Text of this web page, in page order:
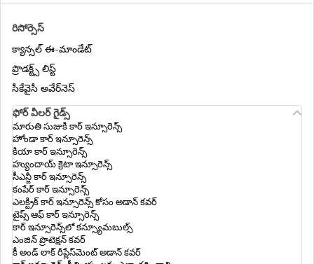
భారతదేశం వెలుపల చౌక హనీమూన్
ఇండియా నుంచి చౌక యురోపియన్ దేశాలు
ట్రావెల్ ఇన్సూరెన్స్ ప్రీమియం ఖర్చును ఎలా
తగ్గించాలి
రిసోర్సెస్
క్యాన్సల్ ఈ-మాండేట్
ప్రొడక్ట్స్ లిస్ట్
సీకేవైసీ అవేర్‌నెస్
ఫోర్ వీలర్ గైడ్స్
మారుతి సుజుకి కార్ ఇన్సూరెన్స్
హోండా కార్ ఇన్సూరెన్స్
కియా కార్ ఇన్సూరెన్స్
హ్యుందాయ్ క్రెటా ఇన్సూరెన్స్
సీఎన్జీ కార్ ఇన్సూరెన్స్
కంపేర్ కార్ ఇన్సూరెన్స్
ఎలక్ట్రిక్ కార్ ఇన్సూరెన్స్ కోసం అడాన్ కవర్
టైప్స్ ఆఫ్ కార్ ఇన్సూరెన్స్
కార్ ఇన్సూరెన్స్‌లో కన్స్యూమబుల్స్
ఎంజిన్ ప్రొటెక్షన్ కవర్
కీ అండ్ లాక్ రీప్లేస్‌మెంట్ అడాన్ కవర్